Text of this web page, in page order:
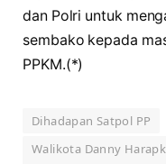
dan Polri untuk
sembako kepada
PPKM.(*)
Dihadapan Satpol PP
Walikota Danny